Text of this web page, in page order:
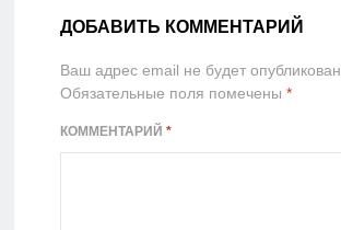
ДОБАВИТЬ КОММЕНТАРИЙ
Ваш адрес email не будет опубликован.
Обязательные поля помечены *
КОММЕНТАРИЙ *